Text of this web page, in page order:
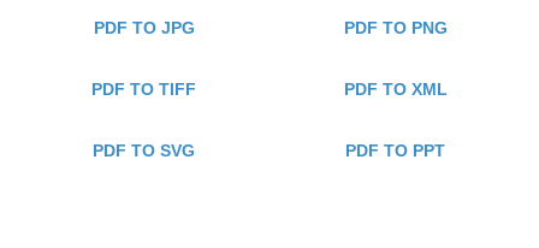
PDF TO JPG PDF TO PNG
PDF TO TIFF PDF TO XML
PDF TO SVG PDF TO PPT